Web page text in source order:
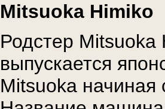
Mitsuoka Himiko
Родстер Mitsuoka
выпускается
Mitsuoka начиная